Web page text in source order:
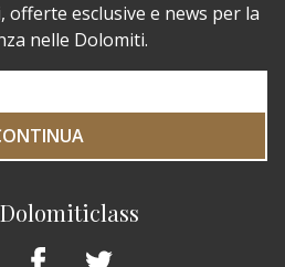
offerte esclusive e news per la
nelle Dolomiti.